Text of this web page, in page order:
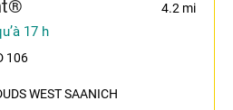
4.2 mi
17 h
106
WEST SAANICH